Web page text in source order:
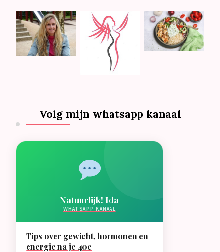
Volg mijn whatsapp kanaal
Natuurlijk! Ida
WHATSAPP KANAAL
Tips over gewicht, hormonen en
energie na je 40e